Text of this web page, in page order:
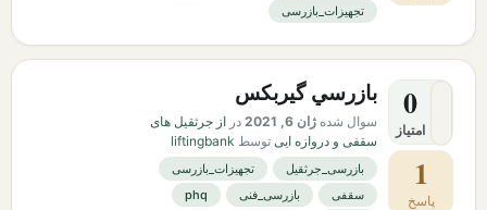
تجهیزات_بازرسی
0
امتیاز
1
پاسخ
بازرسي گيربكس
سوال شده ژان 6, 2021 در از جرثقیل های
سقفی و دروازه ایی توسط liftingbank
بازرسی_جرثقیل
تجهیزات_بازرسی
سقفی
بازرسی_فنی
phq